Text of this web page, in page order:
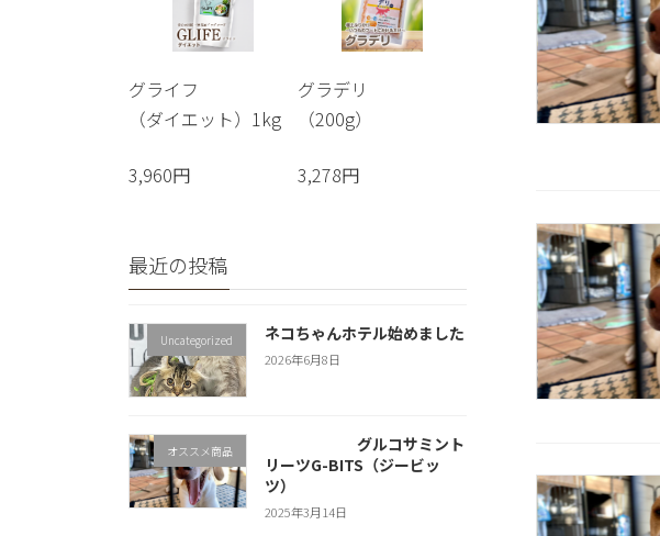
グライフ
（ダイエット）1kg
3,960円
グラデリ
（200g）
3,278円
最近の投稿
Uncategorized ネコちゃんホテル始めました
2026年6月8日
オススメ商品
グルコサミント
リーツG-BITS（ジービッ
ツ）
2025年3月14日